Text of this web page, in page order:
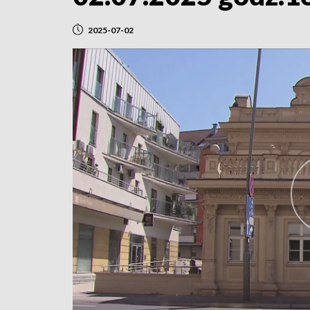
2025-07-02